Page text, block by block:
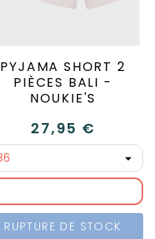
PYJAMA SHORT 2
PIÈCES BALI -
NOUKIE'S
27,95 €
RUPTURE DE STOCK